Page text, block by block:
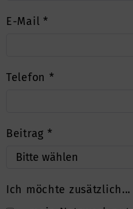
E-Mail*
Telefon *
Beitrag *
Ich möchte zusätzlich...